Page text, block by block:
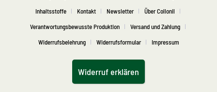
Inhaltsstoffe
Kontakt Newsletter
Über Collonil
Verantwortungsbewusste Produktion
Versand und Zahlung
Widerrufsbelehrung
Widerrufsformular Impressum
Widerruf erklären